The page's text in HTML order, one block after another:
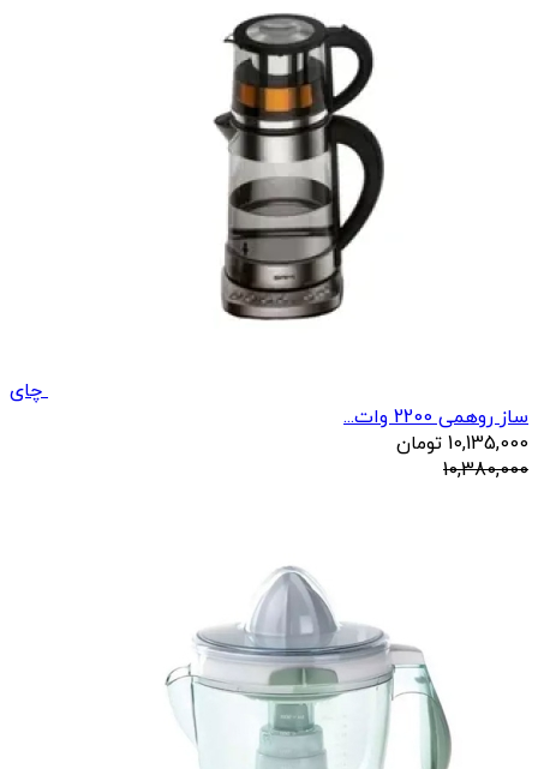
چای
ساز روهمی 2200 وات...
10,135,000 تومان
10,380,000